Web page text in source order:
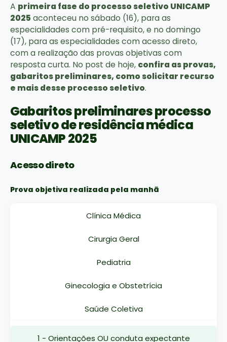
A primeira fase do processo seletivo UNICAMP
2025 aconteceu no sábado (16), para as
especialidades com pré-requisito, e no domingo
(17), para as especialidades com acesso direto,
com a realização das provas objetivas com
resposta curta. No post de hoje, confira as provas,
gabaritos preliminares, como solicitar recurso
e mais desse processo seletivo.
Gabaritos preliminares processo
seletivo de residência médica
UNICAMP 2025
Acesso direto
Prova objetiva realizada pela manhã
Clínica Médica
Cirurgia Geral
Pediatria
Ginecologia e Obstetrícia
Saúde Coletiva
1 - Orientações OU conduta expectante